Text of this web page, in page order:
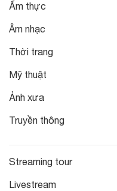
Ẩm thực
Âm nhạc
Thời trang
Mỹ thuật
Ảnh xưa
Truyền thông
Streaming tour
Livestream